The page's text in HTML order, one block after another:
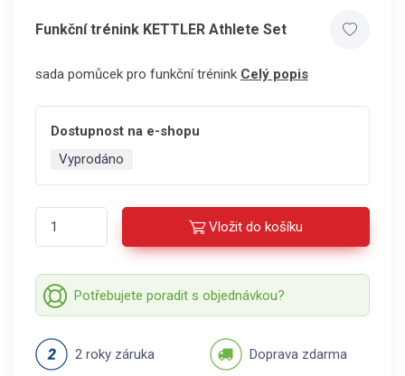
Funkční trénink KETTLER Athlete Set
sada pomůcek pro funkční trénink Celý popis
Dostupnost na e-shopu
Vyprodáno
Vložit do košíku
Potřebujete poradit s objednávkou?
2 roky záruka Doprava zdarma